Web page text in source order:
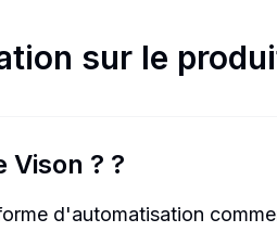
sur le
Vison ? ?
d'automatisation